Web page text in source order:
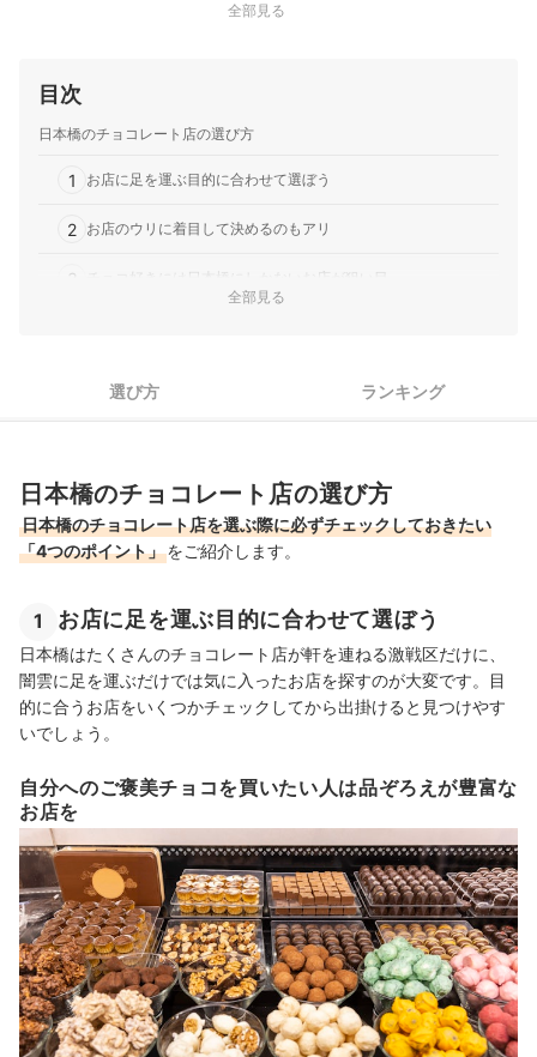
できます。ギフトカードもあるため、贈り物としても使いや
グルメショップ
ンタルホテル直営のグルメショップ。丹精込めて作り上げる
自家製スイーツや惣菜パンは見た目も美しく、包装にも工夫
させるオープンテラスでは、香り高…
dari Kのチョコレートは甘くほろ苦い、ただそれだけではな
いチョコレートです。上質なチョコレートをつくるため、カ
格外野菜・果物を風味豊かな…
ラインナップに加え、日本限定のオリジナルチョコレートも
提供。四季を彩る素材やイベントを演出するものなど、日本
ならではの季節感・贈りものの…
MAISON CACAO｜メゾンカカオ グランスタ東京店
などを行っているメゾンカカオ。2020年にオープンしたグラ
ンスタ東京店は、東京駅の中という便利な立地で、特別な手
土産や大切な人への贈り物を購入するのもぴったりです。ア
ロマ生チョコレート・生ガトー…
他 11 商品
全部見る
目次
日本橋のチョコレート店の選び方
1 お店に足を運ぶ目的に合わせて選ぼう
2 お店のウリに着目して決めるのもアリ
3 チョコ好きには日本橋にしかないお店が狙い目
全部見る
選び方 ランキング
日本橋のチョコレート店の選び方
日本橋のチョコレート店を選ぶ際に必ずチェックしておきたい
「4つのポイント」をご紹介します。
1 お店に足を運ぶ目的に合わせて選ぼう
日本橋はたくさんのチョコレート店が軒を連ねる激戦区だけに、
闇雲に足を運ぶだけでは気に入ったお店を探すのが大変です。目
的に合うお店をいくつかチェックしてから出掛けると見つけやす
いでしょう。
自分へのご褒美チョコを買いたい人は品ぞろえが豊富な
お店を